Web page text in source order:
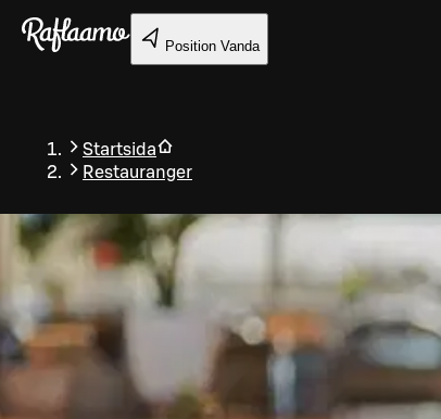
Gå till huvudinnehållet
Position Vanda
Startsida
Restauranger